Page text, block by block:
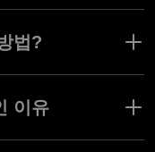
법?
계정 통화에 따라 최소
다. Expert 등급을 이
또는 500 USDT를
이유